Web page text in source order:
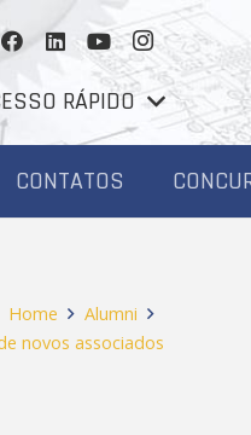
RÁPIDO
CONTATOS
Home
Alumni
novos associados